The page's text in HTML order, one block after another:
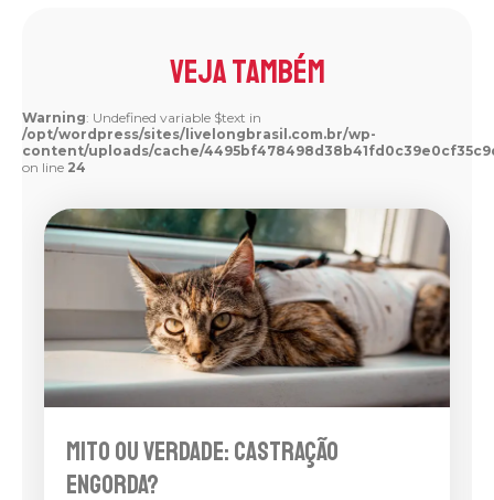
veja também
Warning: Undefined variable $text in
/opt/wordpress/sites/livelongbrasil.com.br/wp-
content/uploads/cache/
on line 24
Mito ou verdade: castração
engorda?